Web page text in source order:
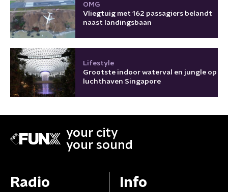
OMG
Vliegtuig met 162 passagiers belandt
naast landingsbaan
Lifestyle
Grootste indoor waterval en jungle op
luchthaven Singapore
your city
your sound
Radio Info